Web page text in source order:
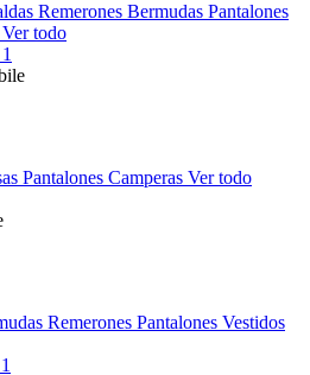
Remerones Bermudas Pantalones
Ver todo
Pantalones Camperas Ver todo
Remerones Pantalones Vestidos